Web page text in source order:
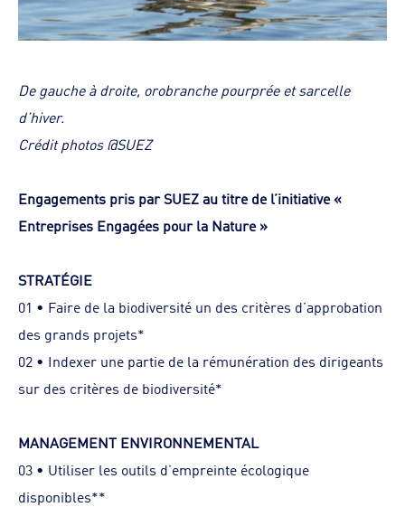
De gauche à droite, orobranche pourprée et sarcelle
d’hiver.
Crédit photos @SUEZ
Engagements pris par SUEZ au titre de l’initiative «
Entreprises Engagées pour la Nature »
STRATÉGIE
01 • Faire de la biodiversité un des critères d’approbation
des grands projets*
02 • Indexer une partie de la rémunération des dirigeants
sur des critères de biodiversité*
MANAGEMENT ENVIRONNEMENTAL
03 • Utiliser les outils d’empreinte écologique
disponibles**